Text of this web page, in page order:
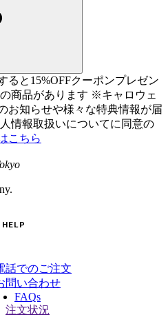
ると15%OFFクーポンプレゼン
商品があります ※キャロウェ
お知らせや様々な特典情報が届
情報取扱いについてに同意の
こちら
HELP
話でのご注文
問い合わせ
FAQs
注文状況